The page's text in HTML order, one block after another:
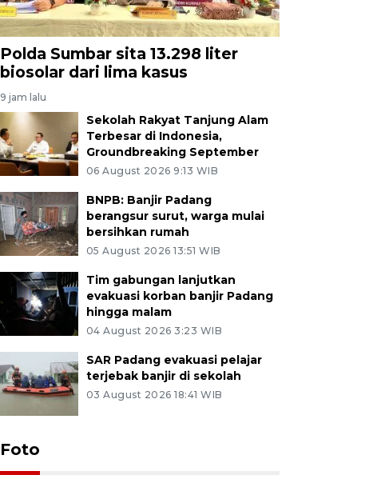
Polda Sumbar sita 13.298 liter
biosolar dari lima kasus
9 jam lalu
Sekolah Rakyat Tanjung Alam
Terbesar di Indonesia,
Groundbreaking September
06 August 2026 9:13 WIB
BNPB: Banjir Padang
berangsur surut, warga mulai
bersihkan rumah
05 August 2026 13:51 WIB
Tim gabungan lanjutkan
evakuasi korban banjir Padang
hingga malam
04 August 2026 3:23 WIB
SAR Padang evakuasi pelajar
terjebak banjir di sekolah
03 August 2026 18:41 WIB
Foto